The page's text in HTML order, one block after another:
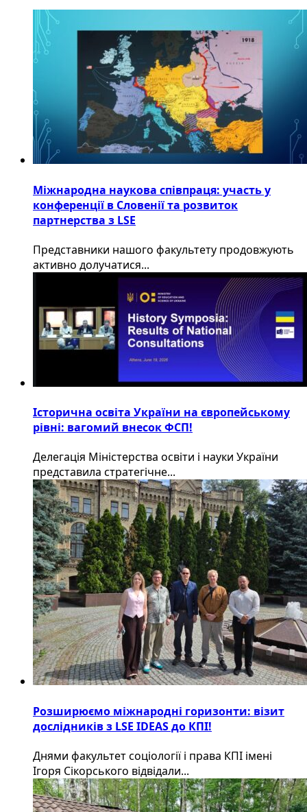
Міжнародна наукова співпраця: участь у
конференції в Словенії та розвиток
партнерства з LSE
​Представники нашого факультету продовжують
активно долучатися...
Історична освіта України на європейському
рівні: вагомий внесок ФСП!
Делегація Міністерства освіти і науки України
представила стратегічне...
Розширюємо міжнародні горизонти: візит
дослідників з LSE IDEAS до КПІ!
Днями факультет соціології і права КПІ імені
Ігоря Сікорського відвідали...